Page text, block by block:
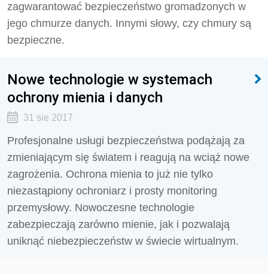
zagwarantować bezpieczeństwo gromadzonych w
jego chmurze danych. Innymi słowy, czy chmury są
bezpieczne.
Nowe technologie w systemach
ochrony mienia i danych
31 sie 2017
Profesjonalne usługi bezpieczeństwa podążają za
zmieniającym się światem i reagują na wciąż nowe
zagrożenia. Ochrona mienia to już nie tylko
niezastąpiony ochroniarz i prosty monitoring
przemysłowy. Nowoczesne technologie
zabezpieczają zarówno mienie, jak i pozwalają
uniknąć niebezpieczeństw w świecie wirtualnym.